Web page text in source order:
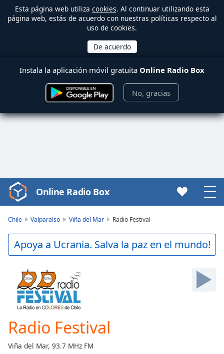
Esta página web utiliza cookies. Al continuar utilizando esta
página web, estás de acuerdo con nuestras políticas respecto al
uso de cookies.
Instala la aplicación móvil gratuita Online Radio Box
No, gracias
Video
Player
Play
Video
Skip
Backward
Skip
Forward
Mute
Current
Time0:00
Online Radio Box
Chile Valparaíso Viña del Mar Radio Festival
Apoya a Ucrania. Salva la paz en el mundo!
Radio Festival
Viña del Mar, 93.7 MHz FM